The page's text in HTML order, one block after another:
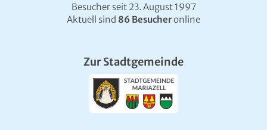
Besucher seit 23. August 1997
Aktuell sind 86 Besucheronline
Zur Stadtgemeinde